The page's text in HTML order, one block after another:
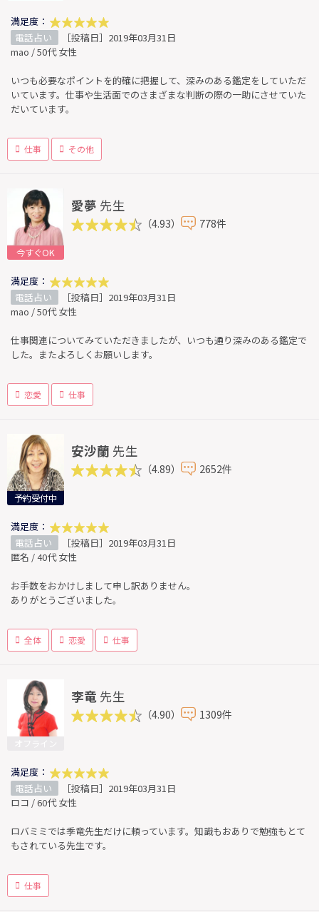
満足度：
電話占い
［投稿日］2019年03月31日
mao / 50代 女性
いつも必要なポイントを的確に把握して、深みのある鑑定をしていただ
いています。仕事や生活面でのさまざまな判断の際の一助にさせていた
だいています。
仕事 その他
今すぐOK
愛夢 先生
（4.93） 778件
満足度：
電話占い
［投稿日］2019年03月31日
mao / 50代 女性
仕事関連についてみていただきましたが、いつも通り深みのある鑑定で
した。またよろしくお願いします。
恋愛 仕事
予約受付中
安沙蘭 先生
（4.89） 2652件
満足度：
電話占い
［投稿日］2019年03月31日
匿名 / 40代 女性
お手数をおかけしまして申し訳ありません。
ありがとうございました。
全体 恋愛 仕事
李竜 先生
（4.90） 1309件
満足度：
電話占い
［投稿日］2019年03月31日
ロコ / 60代 女性
ロバミミでは季竜先生だけに頼っています。知識もおありで勉強もとて
もされている先生です。
仕事